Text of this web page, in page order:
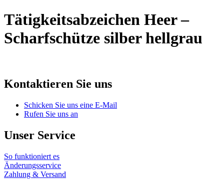
Tätigkeitsabzeichen Heer –
Scharfschütze silber hellgrau
Kontaktieren Sie uns
Schicken Sie uns eine E-Mail
Rufen Sie uns an
Unser Service
So funktioniert es
Änderungsservice
Zahlung & Versand